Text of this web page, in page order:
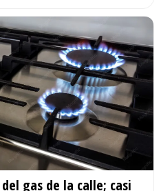
gas de la calle; casi